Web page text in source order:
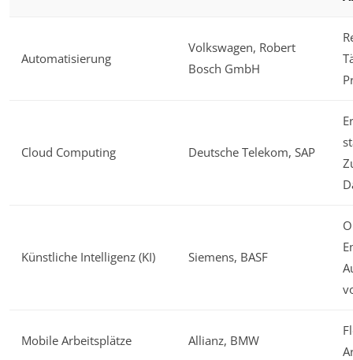
Automatisierung
Volkswagen, Robert
Bosch GmbH
Cloud Computing Deutsche Telekom, SAP
Künstliche Intelligenz (KI) Siemens, BASF
Mobile Arbeitsplätze Allianz, BMW